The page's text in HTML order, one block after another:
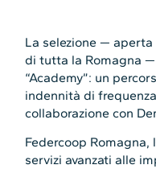
La selezione —
di tutta la Romagna —
“Academy”: un
indennità di
collaborazione con
Federcoop Romagna,
servizi avanzati alle